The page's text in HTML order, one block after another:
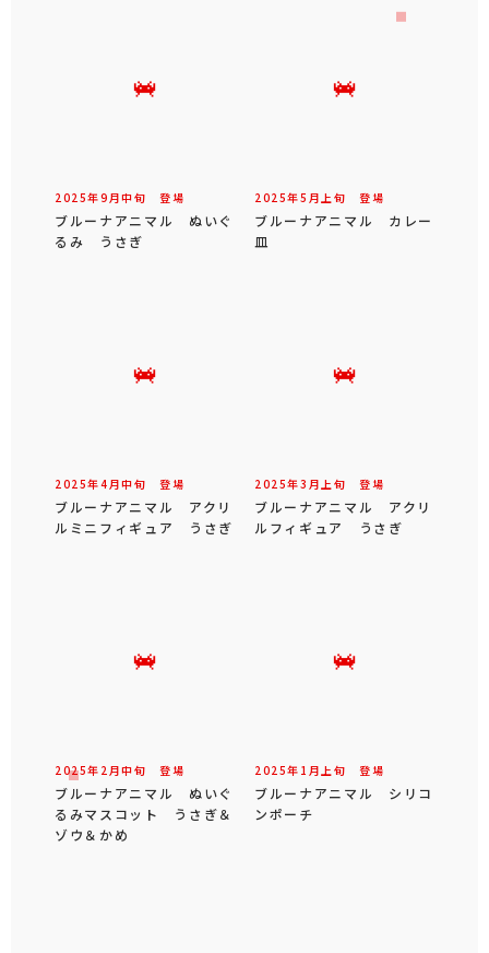
2025年9 月中旬 登場
ブルーナアニマル ぬいぐ
るみ うさぎ
2025年5 月 上旬 登場
ブルーナアニマル カレー
皿
2025年4 月中旬 登場
ブルーナアニマル アクリ
ルミニフィギュア うさぎ
2025年3 月 上旬 登場
ブルーナアニマル アクリ
ルフィギュア うさぎ
2025年 2 月中旬 登場
ブルーナアニマル ぬいぐ
るみマスコット うさぎ＆
ゾウ＆かめ
2025年 1 月 上旬 登場
ブルーナアニマル シリコ
ンポーチ